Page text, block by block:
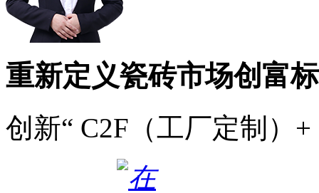
重新定义瓷砖市场创富
创新“ C2F（工厂定制）